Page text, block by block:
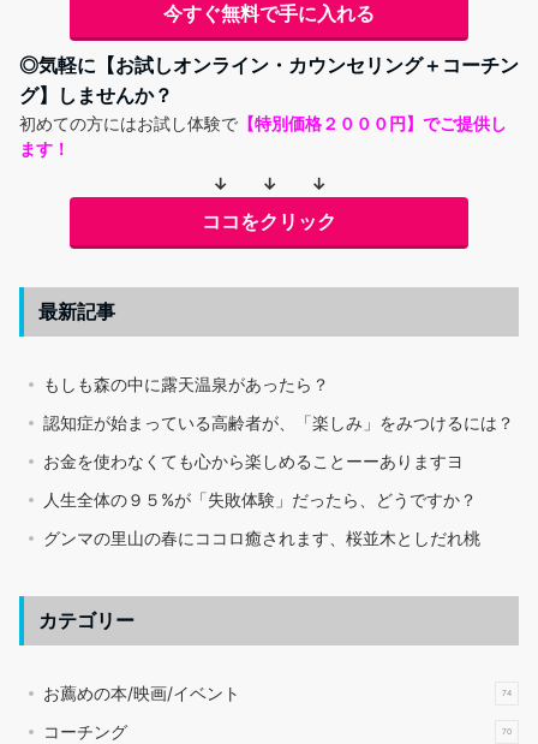
今すぐ無料で手に入れる
◎気軽に【お試しオンライン・カウンセリング＋コーチン
グ】しませんか？
初めての方にはお試し体験で 【特別価格２０００円】でご提供し
ます！
↓ ↓ ↓
ココをクリック
最新記事
もしも森の中に露天温泉があったら？
認知症が始まっている高齢者が、「楽しみ」をみつけるには？
お金を使わなくても心から楽しめることーーありますヨ
人生全体の９５%が「失敗体験」だったら、どうですか？
グンマの里山の春にココロ癒されます、桜並木としだれ桃
カテゴリー
お薦めの本/映画/イベント 74
コーチング 70